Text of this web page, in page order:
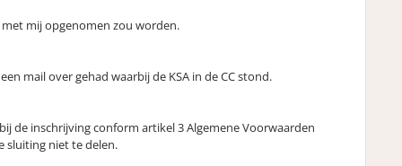
mij opgenomen zou worden.
mail over gehad waarbij de KSA in de CC stond.
de inschrijving conform artikel 3 Algemene Voorwaarden
sluiting niet te delen.